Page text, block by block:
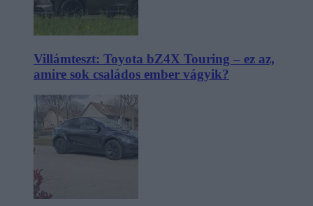
Villámteszt: Toyota bZ4X Touring – ez az,
amire sok családos ember vágyik?